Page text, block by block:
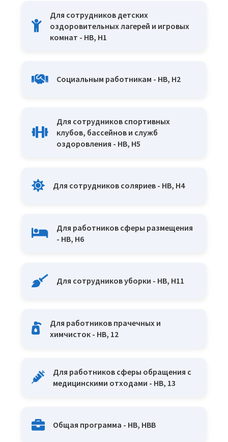
Для сотрудников детских
оздоровительных лагерей и игровых
комнат - HB, H1
Социальным работникам - HB, H2
Для сотрудников спортивных
клубов, бассейнов и служб
оздоровления - HB, H5
Для сотрудников соляриев - HB, H4
Для работников сферы размещения
- HB, H6
Для сотрудников уборки - HB, H11
Для работников прачечных и
химчисток - HB, 12
Для работников сферы обращения с
медицинскими отходами - HB, 13
Общая программа - HB, HBB